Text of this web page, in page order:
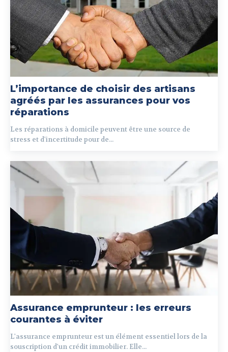
L’importance de choisir des artisans
agréés par les assurances pour vos
réparations
Les réparations à domicile peuvent être une source de
stress et d'incertitude pour de...
Assurance emprunteur : les erreurs
courantes à éviter
L'assurance emprunteur est un élément essentiel lors de la
souscription d'un crédit immobilier. Elle...